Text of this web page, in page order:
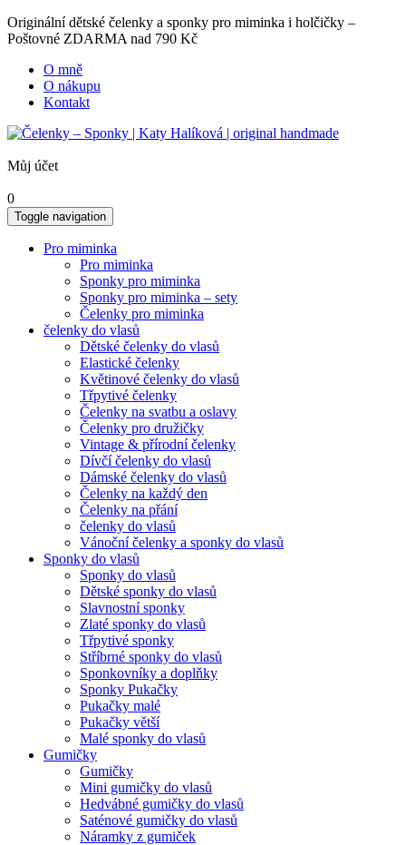
Originální dětské čelenky a sponky pro miminka i holčičky –
Poštovné ZDARMA nad 790 Kč
O mně
O nákupu
Kontakt
Můj účet
0
Toggle navigation
Pro miminka
Pro miminka
Sponky pro miminka
Sponky pro miminka – sety
Čelenky pro miminka
čelenky do vlasů
Dětské čelenky do vlasů
Elastické čelenky
Květinové čelenky do vlasů
Třpytivé čelenky
Čelenky na svatbu a oslavy
Čelenky pro družičky
Vintage & přírodní čelenky
Dívčí čelenky do vlasů
Dámské čelenky do vlasů
Čelenky na každý den
Čelenky na přání
čelenky do vlasů
Vánoční čelenky a sponky do vlasů
Sponky do vlasů
Sponky do vlasů
Dětské sponky do vlasů
Slavnostní sponky
Zlaté sponky do vlasů
Třpytivé sponky
Stříbrné sponky do vlasů
Sponkovníky a doplňky
Sponky Pukačky
Pukačky malé
Pukačky větší
Malé sponky do vlasů
Gumičky
Gumičky
Mini gumičky do vlasů
Hedvábné gumičky do vlasů
Saténové gumičky do vlasů
Náramky z gumiček